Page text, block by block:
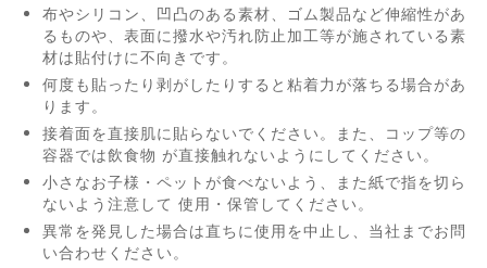
布やシリコン、凹凸のある素材、ゴム製品など伸縮性があ
るものや、表面に撥水や汚れ防止加工等が施されている素
材は貼付けに不向きです。
何度も貼ったり剥がしたりすると粘着力が落ちる場合があ
ります。
接着面を直接肌に貼らないでください。また、コップ等の
容器では飲食物 が直接触れないようにしてください。
小さなお子様・ペットが食べないよう、また紙で指を切ら
ないよう注意して 使用・保管してください。
異常を発見した場合は直ちに使用を中止し、当社までお問
い合わせください。